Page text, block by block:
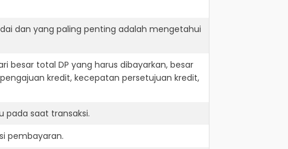
dan yang paling penting adalah mengetahui
besar total DP yang harus dibayarkan, besar
kredit, kecepatan persetujuan kredit,
pada saat transaksi.
pembayaran.